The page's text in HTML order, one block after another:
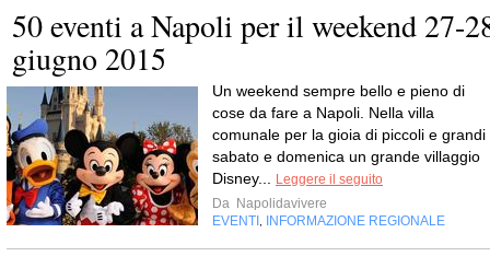
50 eventi a Napoli per il weekend 27-
giugno 2015
Un weekend sempre bello e pieno di
cose da fare a Napoli. Nella villa
comunale per la gioia di piccoli e grandi
sabato e domenica un grande villaggio
Disney...
Leggere il seguito
Da Napolidavivere
EVENTI
INFORMAZIONE REGIONALE